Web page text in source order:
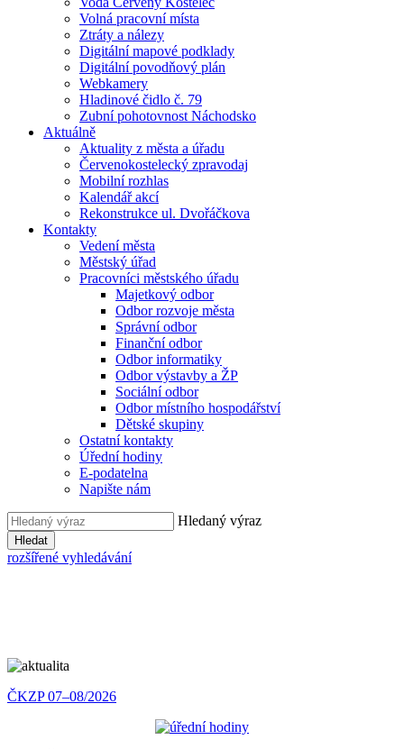
Volná pracovní místa
Ztráty a nálezy
Digitální mapové podklady
Digitální povodňový plán
Webkamery
Hladinové čidlo č. 79
Zubní pohotovnost Náchodsko
Aktuálně
Aktuality z města a úřadu
Červenokostelecký zpravodaj
Mobilní rozhlas
Kalendář akcí
Rekonstrukce ul. Dvořáčkova
Kontakty
Vedení města
Městský úřad
Pracovníci městského úřadu
Majetkový odbor
Odbor rozvoje města
Správní odbor
Finanční odbor
Odbor informatiky
Odbor výstavby a ŽP
Sociální odbor
Odbor místního hospodářství
Dětské skupiny
Ostatní kontakty
Úřední hodiny
E-podatelna
Napište nám
Hledaný výraz
Hledat
rozšířené vyhledávání
ČKZP 07–08/2026